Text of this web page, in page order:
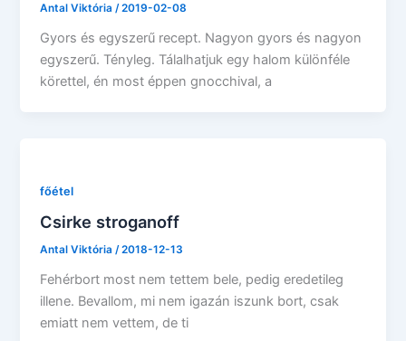
Antal Viktória/2019-02-08
Gyors és egyszerű recept. Nagyon gyors és nagyon
egyszerű. Tényleg. Tálalhatjuk egy halom különféle
körettel, én most éppen gnocchival, a
főétel
Csirke stroganoff
Antal Viktória/2018-12-13
Fehérbort most nem tettem bele, pedig eredetileg
illene. Bevallom, mi nem igazán iszunk bort, csak
emiatt nem vettem, de ti